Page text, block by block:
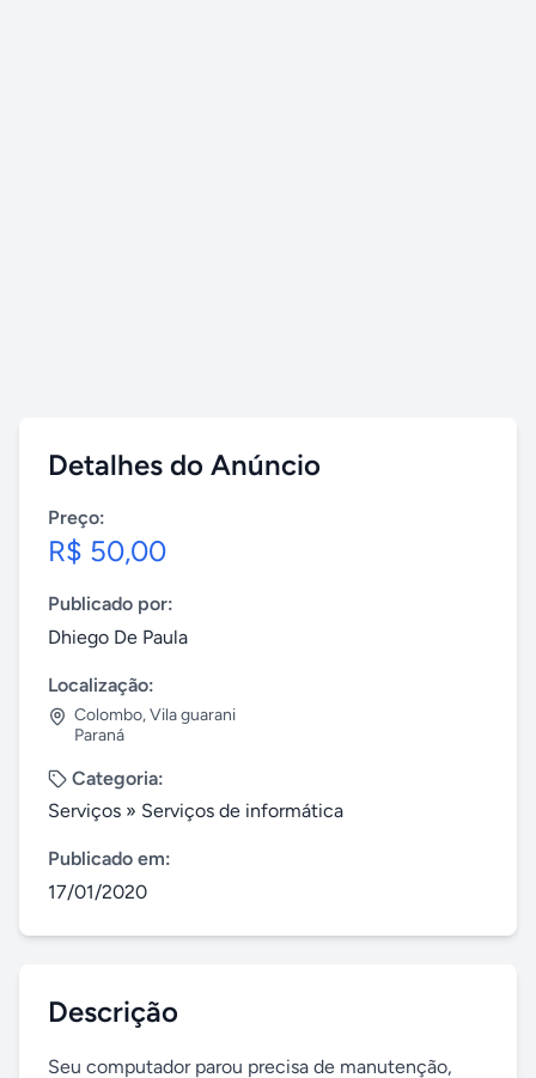
Detalhes do Anúncio
Preço:
R$ 50,00
Publicado por:
Dhiego De Paula
Localização:
Colombo,Vila guarani
Paraná
Categoria:
Serviços » Serviços de informática
Publicado em:
17/01/2020
Descrição
Seu computador parou precisa de manutenção,